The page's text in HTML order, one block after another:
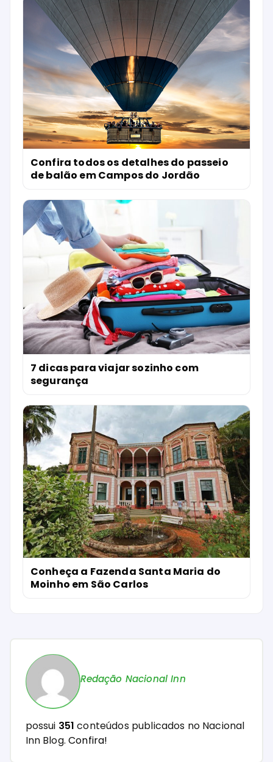
Confira todos os detalhes do passeio
de balão em Campos do Jordão
7 dicas para viajar sozinho com
segurança
Conheça a Fazenda Santa Maria do
Moinho em São Carlos
Redação Nacional Inn
possui 351 conteúdos publicados no Nacional
Inn Blog.Confira!